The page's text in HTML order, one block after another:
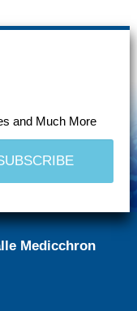
and Much More
Medicchron